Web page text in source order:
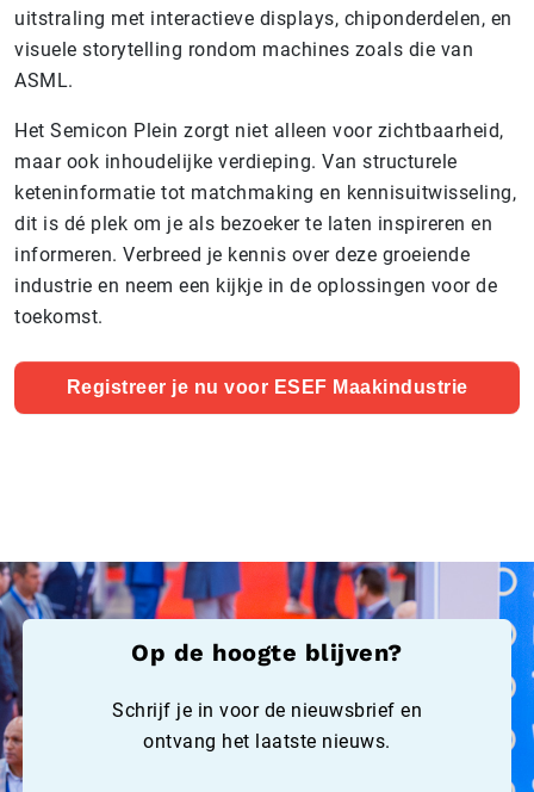
uitstraling met interactieve displays, chiponderdelen, en
visuele storytelling rondom machines zoals die van
ASML.
Het Semicon Plein zorgt niet alleen voor zichtbaarheid,
maar ook inhoudelijke verdieping. Van structurele
keteninformatie tot matchmaking en kennisuitwisseling,
dit is dé plek om je als bezoeker te laten inspireren en
informeren. Verbreed je kennis over deze groeiende
industrie en neem een kijkje in de oplossingen voor de
toekomst.
Registreer je nu voor ESEF Maakindustrie
Op de hoogte blijven?
Schrijf je in voor de nieuwsbrief en
ontvang het laatste nieuws.